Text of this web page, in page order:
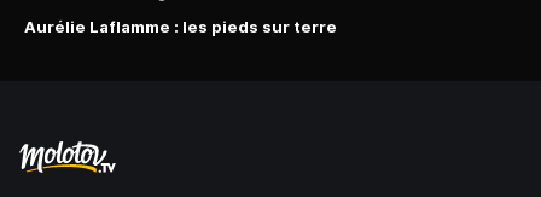
Aurélie Laflamme : les pieds sur terre